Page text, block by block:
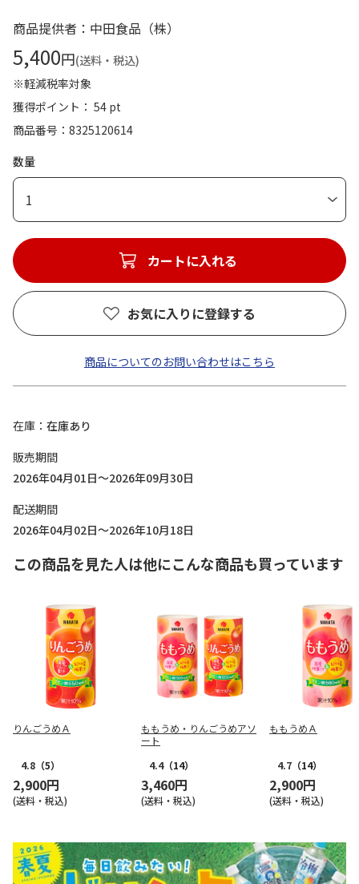
商品提供者：中田食品（株）
5,400円(送料・税込)
※軽減税率対象
獲得ポイント： 54 pt
商品番号
8325120614
数量
1
カートに入れる
お気に入りに登録する
商品についてのお問い合わせはこちら
在庫
在庫あり
販売期間
2026年04月01日～2026年09月30日
配送期間
2026年04月02日～2026年10月18日
この商品を見た人は他にこんな商品も買っています
りんごうめＡ
4.8 （5）
2,900円
(送料・税込)
ももうめ・りんごうめアソ
ート
4.4（14）
3,460円
(送料・税込)
ももうめＡ
4.7 （14）
2,900円
(送料・税込)